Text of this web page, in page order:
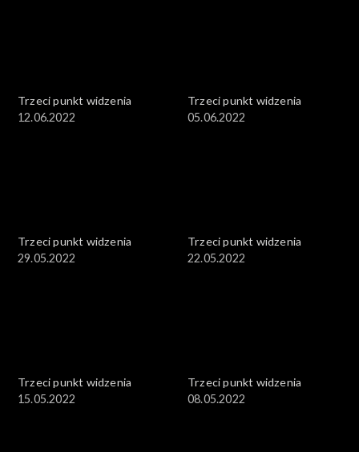
Trzeci punkt widzenia
12.06.2022
Trzeci punkt widzenia
05.06.2022
Trzeci punkt widzenia
29.05.2022
Trzeci punkt widzenia
22.05.2022
Trzeci punkt widzenia
15.05.2022
Trzeci punkt widzenia
08.05.2022